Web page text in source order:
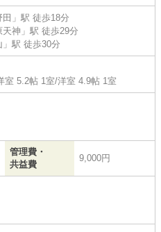
」駅 徒歩18分
天神 」駅 徒歩29分
」駅 徒歩30分
室 5.2帖 1室/洋室 4.9帖 1室
管理費・
共益費
9,000円